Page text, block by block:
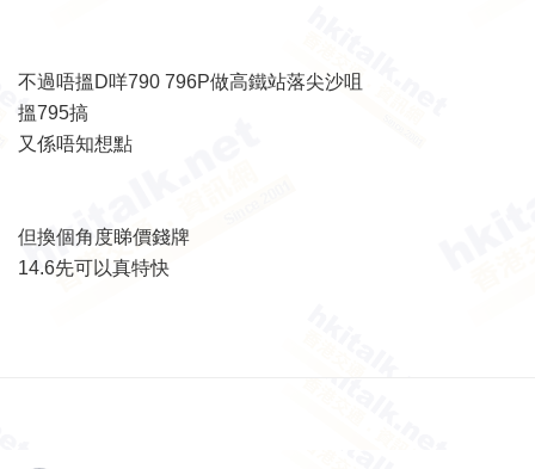
不過唔搵D咩790 796P做高鐵站落尖沙咀
搵795搞
又係唔知想點
但換個角度睇價錢牌
14.6先可以真特快